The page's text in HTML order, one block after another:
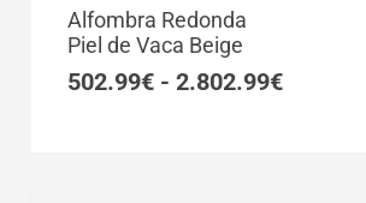
Alfombra Redonda
Piel de Vaca Beige
502.99€ - 2.802.99€502.99€